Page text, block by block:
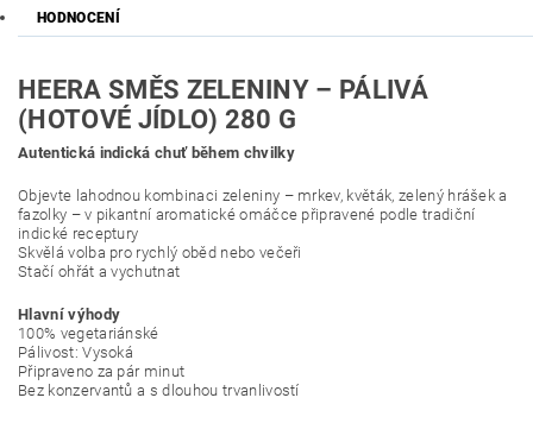
HODNOCENÍ
HEERA SMĚS ZELENINY – PÁLIVÁ
(HOTOVÉ JÍDLO) 280 G
Autentická indická chuť během chvilky
Objevte lahodnou kombinaci zeleniny – mrkev, květák, zelený hrášek a
fazolky – v pikantní aromatické omáčce připravené podle tradiční
indické receptury
Skvělá volba pro rychlý oběd nebo večeři
Stačí ohřát a vychutnat
Hlavní výhody
100% vegetariánské
Pálivost: Vysoká
Připraveno za pár minut
Bez konzervantů a s dlouhou trvanlivostí